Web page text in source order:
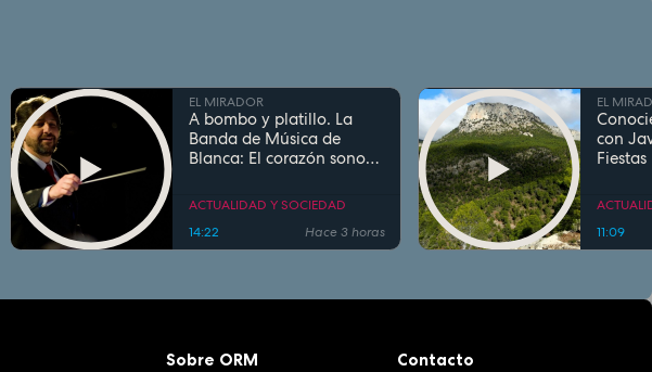
EL MIRADOR
A bombo y platillo. La
Banda de Música de
Blanca: El corazón sonoro
tradición y rock sinfónico
ACTUALIDAD Y SOCIEDAD
14:22
Hace 3 horas
EL
con
eclipse
11:09
Sobre ORM
Contacto